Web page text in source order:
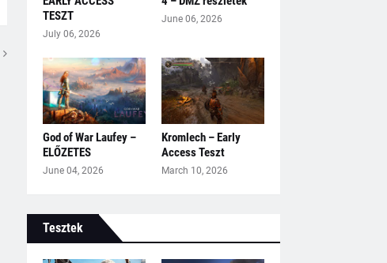
TESZT
July 06, 2026
June 06, 2026
God of War Laufey –
ELŐZETES
June 04, 2026
Kromlech – Early
Access Teszt
March 10, 2026
Tesztek